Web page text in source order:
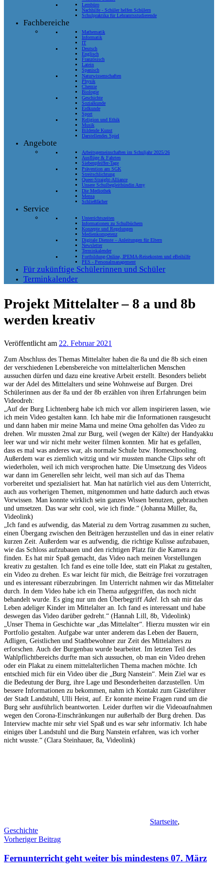
Lernbüro
Nachhilfe - Schüler helfen Schülern
Schulpraktika für Lehramtsstudierende
Fachbereiche
Mathematik
Informatik
IT
Deutsch
Englisch
Französisch
Latein
Spanisch
Naturwissenschaften
Physik
Chemie
Biologie
Geschichte
Sozialkunde
Erdkunde
Sport
Religion und Ethik
Musik
Bildende Kunst
Darstellendes Spiel
Angebote
Arbeitsgemeinschaften im Schuljahr 2025/26
Ausflüge & Fahrten
Siebenpfeiffer-Tage
Prävention am SGK
Streitschlichtung
Queer-Straight-Alliance
Unsere Schulbegleithündin Amy
Die Mediothek
Mensa
Schließfächer
Service
Unterrichtszeiten
Informationen zu Schulbüchern
Konzepte und Regelungen
Medienkompetenz
Digitale Dienste – Anleitungen für Eltern
Newsletter
Terminkalender
Fortbildung-Online, IPEMA-Reisekosten und eBeihilfe
PES - Personalmanagement
Für zukünftige Schülerinnen und Schüler
Terminkalender
Projekt Mittelalter – 8 a und 8b
werden kreativ
Veröffentlicht am 22. Februar 2021
Zum Abschluss des Themas Mittelalter haben die 8a und die 8b sich einen
der verschiedenen Lebensbereiche von mittelalterlichen Menschen
aussuchen dürfen und dazu eine kreative Arbeit erstellt. Besonders beliebt
war der Adel des Mittelalters und seine Wohnweise auf Burgen. Drei
Schülerinnen aus der 8a und der 8b erzählen von ihren Erfahrungen beim
Videodreh:
„Auf der Burg Lichtenberg habe ich mich vor allem inspirieren lassen, wie
ich mein Video gestalten kann. Ich habe mir die Informationen rausgesucht
und dann haben mir meine Mama und meine Oma geholfen das Video zu
drehen. Wir mussten 2mal zur Burg, weil (wegen der Kälte) der Handyakku
leer war und wir nicht mehr weiter filmen konnten. Mir hat es gefallen,
dass es mal was anderes war, als normale Schule bzw. Homeschooling.
Außerdem war es ziemlich witzig und wir mussten manche Clips sehr oft
wiederholen, weil ich mich versprochen hatte. Die Umsetzung des Videos
war dann im Generellen sehr leicht, weil man sich auf das Thema
vorbereitet und spezialisiert hat. Man hat natürlich viel aus dem Unterricht,
auch aus vorherigen Themen, mitgenommen und hatte dadurch auch etwas
Vorwissen. Man konnte wirklich sein ganzes Wissen benutzen, gebrauchen
und umsetzen. Das war sehr cool, wie ich finde.“ (Johanna Müller, 8a,
Videolink)
„Ich fand es aufwendig, das Material zu dem Vortrag zusammen zu suchen,
einen Übergang zwischen den Beiträgen herzustellen und das in einer relativ
kurzen Zeit. Außerdem war es aufwendig, die richtige Kulisse aufzubauen,
wie das Schloss aufzubauen und den richtigen Platz für die Kamera zu
finden. Es hat mir Spaß gemacht, das Video nach meinen Vorstellungen
kreativ zu gestalten. Ich fand es eine tolle Idee, statt ein Plakat zu gestalten,
ein Video zu drehen. Es war leicht für mich, die Beiträge frei vorzutragen
und es interessant rüberzubringen. Im Unterricht nahmen wir das Mittelalter
durch. In dem Video habe ich ein Thema aufgegriffen, das noch nicht
behandelt wurde. Es ging nur um den Überbegriff Adel . Ich sah mir das
Leben adeliger Kinder im Mittelalter an. Ich fand es interessant und habe
deswegen das Video darüber gedreht.“ (Hannah Lill, 8b, Videolink)
„Unser Thema in Geschichte war „das Mittelalter“. Hierzu mussten wir ein
Portfolio gestalten. Aufgabe war unter anderem das Leben der Bauern,
Adligen, Geistlichen und Stadtbewohner zur Zeit des Mittelalters zu
erforschen. Auch der Burgenbau wurde bearbeitet. Im letzten Teil des
Wahlpflichtbereichs durfte man sich aussuchen, ob man ein Video drehen
oder ein Plakat zu einem mittelalterlichen Thema machen möchte. Ich
entschied mich für ein Video über die „Burg Nanstein“. Mein Ziel war es
die Bedeutung der Burg, ihre Lage und Besonderheiten darzustellen. Um
bessere Informationen zu bekommen, nahm ich Kontakt zum Gästeführer
der Stadt Landstuhl, Ulli Heist, auf. Er konnte meine Fragen rund um die
Burg sehr ausführlich beantworten. Leider durften wir die Videoaufnahmen
wegen den Corona-Einschränkungen nur außerhalb der Burg drehen. Das
Interview machte mir sehr viel Spaß und es war sehr informativ. Ich habe
einiges über Landstuhl und die Burg Nanstein erfahren, was ich vorher
nicht wusste.“ (Clara Steinhauer, 8a, Videolink)
Startseite,
Geschichte
Beitragsnavigation
Vorheriger Beitrag
Fernunterricht geht weiter bis mindestens 07. März